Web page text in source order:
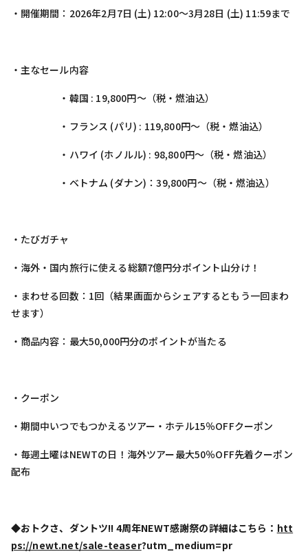
・開催期間：2026年2月7日 (土) 12:00～3月28日 (土) 11:59まで
・主なセール内容
・韓国 : 19,800円〜（税・燃油込）
・フランス (パリ) : 119,800円〜（税・燃油込）
・ハワイ (ホノルル) : 98,800円〜（税・燃油込）
・ベトナム (ダナン)：39,800円〜（税・燃油込）
・たびガチャ
・海外・国内旅行に使える総額7億円分ポイント山分け！
・まわせる回数：1回（結果画面からシェアするともう一回まわ
せます）
・商品内容：最大50,000円分のポイントが当たる
・クーポン
・期間中いつでもつかえるツアー・ホテル15％OFFクーポン
・毎週土曜はNEWTの日！海外ツアー最大50％OFF先着クーポン
配布
◆おトクさ、ダントツ!! 4周年NEWT感謝祭の詳細はこちら： htt
ps://newt.net/sale-teaser?utm_medium=pr